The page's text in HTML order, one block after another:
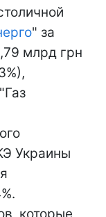
" за
млрд грн
Украины